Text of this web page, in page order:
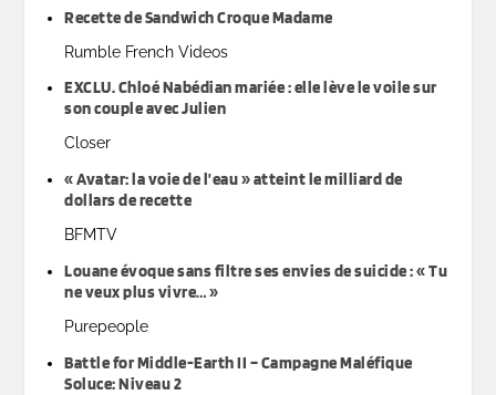
Recette de Sandwich Croque Madame
Rumble French Videos
EXCLU. Chloé Nabédian mariée : elle lève le voile sur
son couple avec Julien
Closer
« Avatar: la voie de l’eau » atteint le milliard de
dollars de recette
BFMTV
Louane évoque sans filtre ses envies de suicide : « Tu
ne veux plus vivre… »
Purepeople
Battle for Middle-Earth II – Campagne Maléfique
Soluce: Niveau 2